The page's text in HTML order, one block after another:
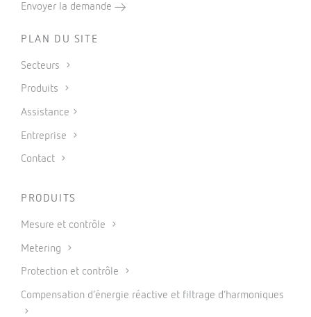
Envoyer la demande
PLAN DU SITE
Secteurs
Produits
Assistance
Entreprise
Contact
PRODUITS
Mesure et contrôle
Metering
Protection et contrôle
Compensation d’énergie réactive et filtrage d’harmoniques